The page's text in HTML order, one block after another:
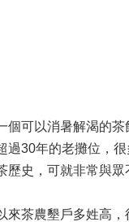
可以消暑解渴的
30年的老攤位，
史，可就非常與眾
茶農墾戶多姓高